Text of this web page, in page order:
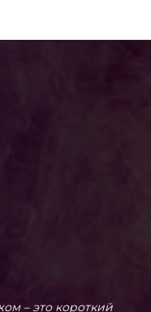
– это короткий